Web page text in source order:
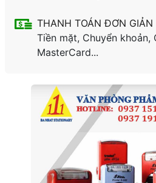
THANH TOÁN ĐƠN GIẢN
Tiền mặt, Chuyển khoản,
MasterCard...